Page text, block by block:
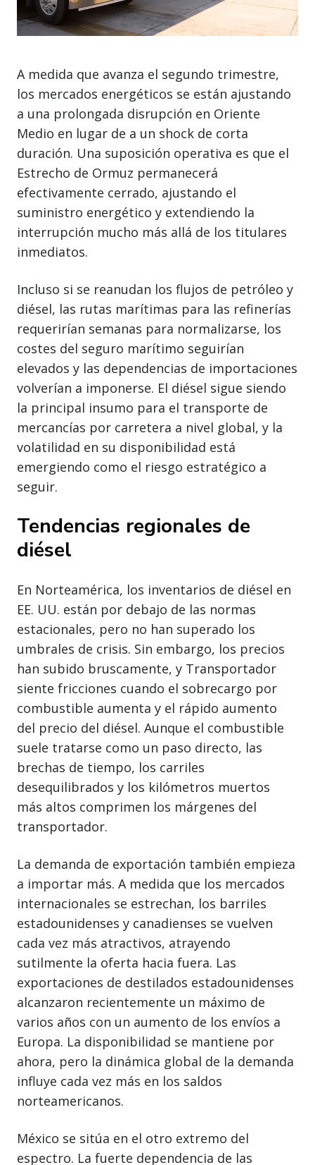
A medida que avanza el segundo trimestre,
los mercados energéticos se están ajustando
a una prolongada disrupción en Oriente
Medio en lugar de a un shock de corta
duración. Una suposición operativa es que el
Estrecho de Ormuz permanecerá
efectivamente cerrado, ajustando el
suministro energético y extendiendo la
interrupción mucho más allá de los titulares
inmediatos.
Incluso si se reanudan los flujos de petróleo y
diésel, las rutas marítimas para las refinerías
requerirían semanas para normalizarse, los
costes del seguro marítimo seguirían
elevados y las dependencias de importaciones
volverían a imponerse. El diésel sigue siendo
la principal insumo para el transporte de
mercancías por carretera a nivel global, y la
volatilidad en su disponibilidad está
emergiendo como el riesgo estratégico a
seguir.
Tendencias regionales de
diésel
En Norteamérica, los inventarios de diésel en
EE. UU. están por debajo de las normas
estacionales, pero no han superado los
umbrales de crisis. Sin embargo, los precios
han subido bruscamente, y Transportador
siente fricciones cuando el sobrecargo por
combustible aumenta y el rápido aumento
del precio del diésel. Aunque el combustible
suele tratarse como un paso directo, las
brechas de tiempo, los carriles
desequilibrados y los kilómetros muertos
más altos comprimen los márgenes del
transportador.
La demanda de exportación también empieza
a importar más. A medida que los mercados
internacionales se estrechan, los barriles
estadounidenses y canadienses se vuelven
cada vez más atractivos, atrayendo
sutilmente la oferta hacia fuera. Las
exportaciones de destilados estadounidenses
alcanzaron recientemente un máximo de
varios años con un aumento de los envíos a
Europa. La disponibilidad se mantiene por
ahora, pero la dinámica global de la demanda
influye cada vez más en los saldos
norteamericanos.
México se sitúa en el otro extremo del
espectro. La fuerte dependencia de las